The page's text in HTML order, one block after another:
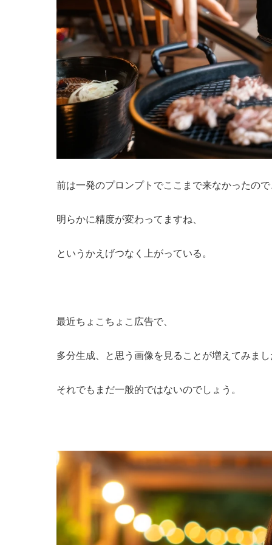
前は一発のプロンプトでここまで来なかったので
明らかに精度が変わってますね、
というかえげつなく上がっている。
最近ちょこちょこ広告で、
多分生成、と思う画像を見ることが増えてみまし
それでもまだ一般的ではないのでしょう。